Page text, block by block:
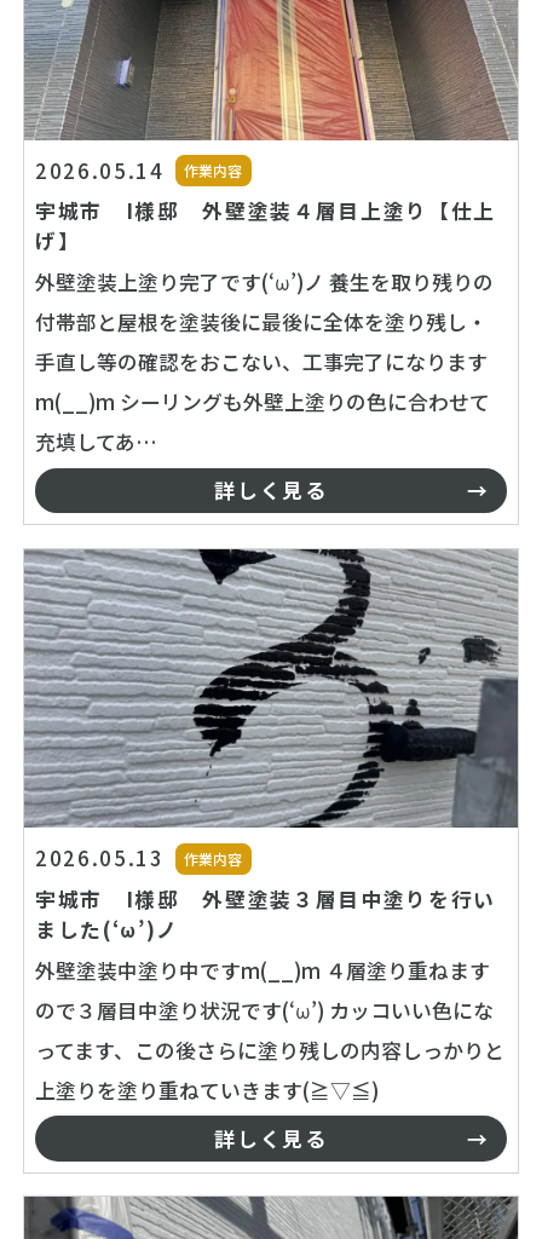
2026.05.14 作業内容
宇城市 I様邸 外壁塗装４層目上塗り【仕上
げ】
外壁塗装上塗り完了です(‘ω’)ノ 養生を取り残りの
付帯部と屋根を塗装後に最後に全体を塗り残し・
手直し等の確認をおこない、工事完了になります
m(__)m シーリングも外壁上塗りの色に合わせて
充填してあ…
詳しく見る
2026.05.13 作業内容
宇城市 I様邸 外壁塗装３層目中塗りを行い
ました(‘ω’)ノ
外壁塗装中塗り中ですm(__)m ４層塗り重ねます
ので３層目中塗り状況です(‘ω’) カッコいい色にな
ってます、この後さらに塗り残しの内容しっかりと
上塗りを塗り重ねていきます(≧▽≦)
詳しく見る